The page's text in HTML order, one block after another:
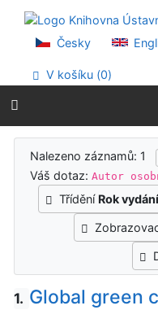
Přejít na menu
Prohlášení o webové
Česky
V košíku (0)
Výsledky
Nalezeno záznamů: 1
Váš dotaz:Autor
Třídění Rok vydání
1. Global green